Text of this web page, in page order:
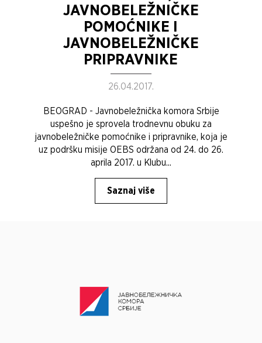
JAVNOBELEŽNIČKE
POMOĆNIKE I
JAVNOBELEŽNIČKE
PRIPRAVNIKE
26.04.2017.
BEOGRAD - Javnobeležnička komora Srbije
uspešno je sprovela trodnevnu obuku za
javnobeležničke pomoćnike i pripravnike, koja je
uz podršku misije OEBS održana od 24. do 26.
aprila 2017. u Klubu...
Saznaj više